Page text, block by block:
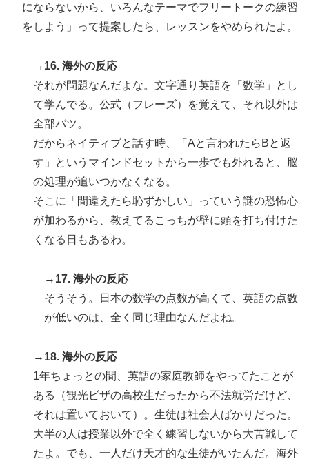
にならないから、いろんなテーマでフリートークの練習
をしよう」って提案したら、レッスンをやめられたよ。
→16. 海外の反応
それが問題なんだよな。文字通り英語を「数学」とし
て学んでる。公式（フレーズ）を覚えて、それ以外は
全部バツ。
だからネイティブと話す時、「Aと言われたらBと返
す」というマインドセットから一歩でも外れると、脳
の処理が追いつかなくなる。
そこに「間違えたら恥ずかしい」っていう謎の恐怖心
が加わるから、教えてるこっちが壁に頭を打ち付けた
くなる日もあるわ。
→17. 海外の反応
そうそう。日本の数学の点数が高くて、英語の点数
が低いのは、全く同じ理由なんだよね。
→18. 海外の反応
1年ちょっとの間、英語の家庭教師をやってたことが
ある（観光ビザの高校生だったから不法就労だけど、
それは置いておいて）。生徒は社会人ばかりだった。
大半の人は授業以外で全く練習しないから大苦戦して
たよ。でも、一人だけ天才的な生徒がいたんだ。海外